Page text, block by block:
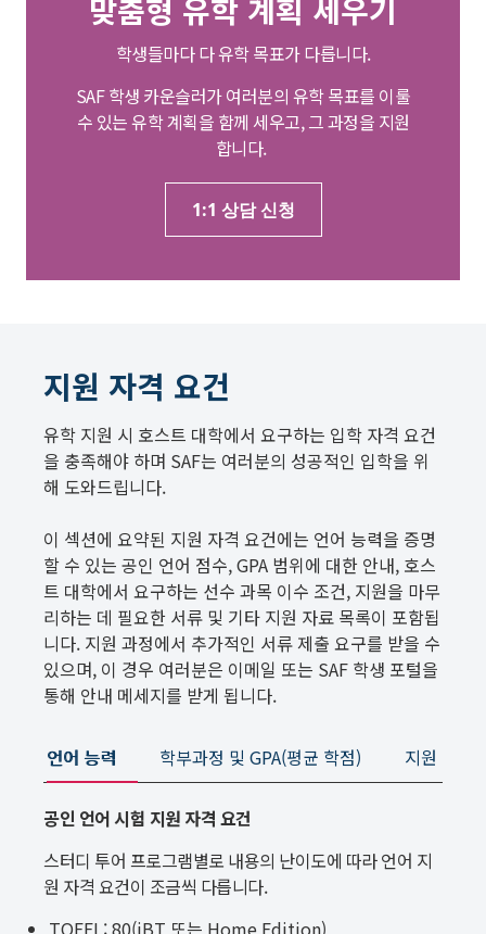
맞춤형 유학 계획 세우기
학생들마다 다 유학 목표가 다릅니다.
SAF 학생 카운슬러가 여러분의 유학 목표를 이룰
수 있는 유학 계획을 함께 세우고, 그 과정을 지원
합니다.
1:1 상담 신청
지원 자격 요건
유학 지원 시 호스트 대학에서 요구하는 입학 자격 요건
을 충족해야 하며 SAF는 여러분의 성공적인 입학을 위
해 도와드립니다.
이 섹션에 요약된 지원 자격 요건에는 언어 능력을 증명
할 수 있는 공인 언어 점수, GPA 범위에 대한 안내, 호스
트 대학에서 요구하는 선수 과목 이수 조건, 지원을 마무
리하는 데 필요한 서류 및 기타 지원 자료 목록이 포함됩
니다. 지원 과정에서 추가적인 서류 제출 요구를 받을 수
있으며, 이 경우 여러분은 이메일 또는 SAF 학생 포털을
통해 안내 메세지를 받게 됩니다.
언어 능력 학부과정 및 GPA(평균 학점) 지원 서류
공인 언어 시험 지원 자격 요건
스터디 투어 프로그램별로 내용의 난이도에 따라 언어 지
원 자격 요건이 조금씩 다릅니다.